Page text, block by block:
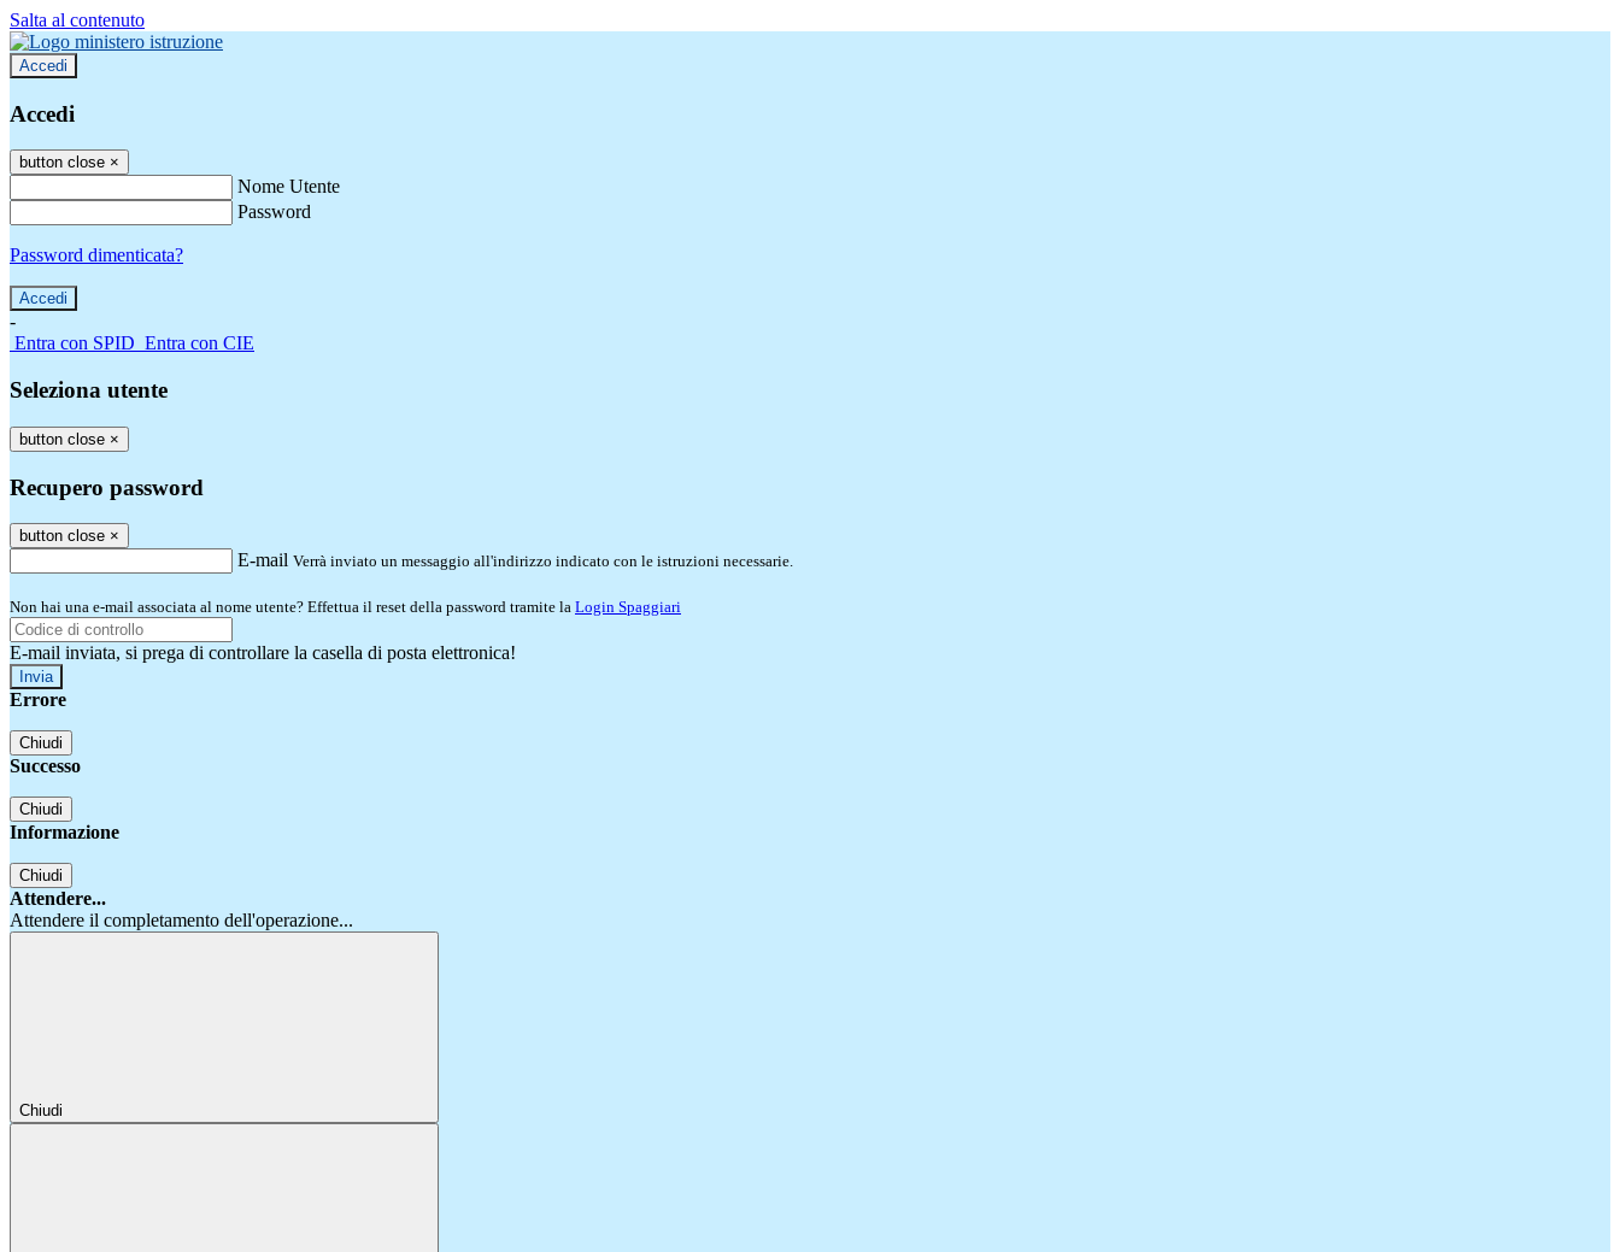
Salta al contenuto
Accedi
Accedi
button close ×
Nome Utente
Password
Password dimenticata?
-
Entra con SPID Entra con CIE
Seleziona utente
button close ×
Recupero password
button close ×
E-mail Verrà inviato un messaggio all'indirizzo indicato con le istruzioni necessarie.
Non hai una e-mail associata al nome utente? Effettua il reset della password tramite la Login Spaggiari
E-mail inviata, si prega di controllare la casella di posta elettronica!
Errore
Chiudi
Successo
Chiudi
Informazione
Chiudi
Attendere...
Attendere il completamento dell'operazione...
Chiudi